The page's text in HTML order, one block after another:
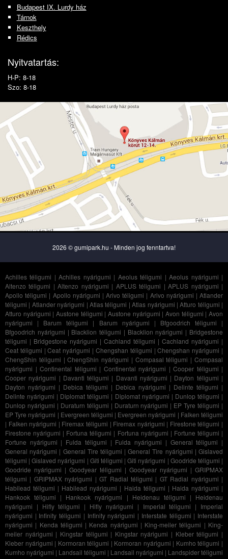
Budapest IX. Lurdy ház
Tárnok
Keszthely
Rédics
Nyitvatartás:
H-P: 8-18
Szo: 8-18
2026 © gumipark.hu - Minden jog fenntartva!
Achilles téligumi |Achilles nyárigumi | Aeolus téligumi |Aeolus nyárigumi |
Altenzo téligumi |Altenzo nyárigumi | APLUS téligumi |APLUS nyárigumi |
Apollo téligumi | Apollo nyárigumi |Arivo téligumi | Arivo nyárigumi |Atlander
téligumi | Atlander nyárigumi | Atlas téligumi |Atlas nyárigumi |Atturo téligumi |
Atturo nyárigumi |Austone téligumi |Austone nyárigumi |Avon téligumi |Avon
nyárigumi | Barum téligumi | Barum nyárigumi | Bfgoodrich téligumi |
Bfgoodrich nyárigumi | Blacklion téligumi | Blacklion nyárigumi | Bridgestone
téligumi | Bridgestone nyárigumi | Cachland téligumi | Cachland nyárigumi |
Ceat téligumi |Ceat nyárigumi | Chengshan téligumi |Chengshan nyárigumi |
ChengShin téligumi |ChengShin nyárigumi | Compasal téligumi |Compasal
nyárigumi | Continental téligumi | Continental nyárigumi | Cooper téligumi |
Cooper nyárigumi | Davanti téligumi | Davanti nyárigumi | Dayton téligumi |
Dayton nyárigumi | Debica téligumi | Debica nyárigumi | Delinte téligumi |
Delinte nyárigumi | Diplomat téligumi | Diplomat nyárigumi | Dunlop téligumi |
Dunlop nyárigumi | Duraturn téligumi | Duraturn nyárigumi | EP Tyre téligumi |
EP Tyre nyárigumi | Evergreen téligumi | Evergreen nyárigumi | Falken téligumi
| Falken nyárigumi | Firemax téligumi | Firemax nyárigumi | Firestone téligumi |
Firestone nyárigumi | Fortuna téligumi | Fortuna nyárigumi | Fortune téligumi |
Fortune nyárigumi | Fulda téligumi | Fulda nyárigumi | General téligumi |
General nyárigumi | General Tire téligumi |General Tire nyárigumi |Gislaved
téligumi |Gislaved nyárigumi | Giti téligumi |Giti nyárigumi | Goodride téligumi |
Goodride nyárigumi | Goodyear téligumi | Goodyear nyárigumi | GRIPMAX
téligumi | GRIPMAX nyárigumi |GT Radial téligumi | GT Radial nyárigumi |
Habilead téligumi | Habilead nyárigumi | Haida téligumi | Haida nyárigumi |
Hankook téligumi | Hankook nyárigumi | Heidenau téligumi | Heidenau
nyárigumi | Hifly téligumi | Hifly nyárigumi | Imperial téligumi | Imperial
nyárigumi | Infinity téligumi | Infinity nyárigumi | Interstate téligumi | Interstate
nyárigumi | Kenda téligumi | Kenda nyárigumi | King-meiler téligumi | King-
meiler nyárigumi | Kingstar téligumi | Kingstar nyárigumi | Kleber téligumi |
Kleber nyárigumi | Kormoran téligumi | Kormoran nyárigumi | Kumho téligumi |
Kumho nyárigumi | Landsail téligumi | Landsail nyárigumi | Landspider téligumi